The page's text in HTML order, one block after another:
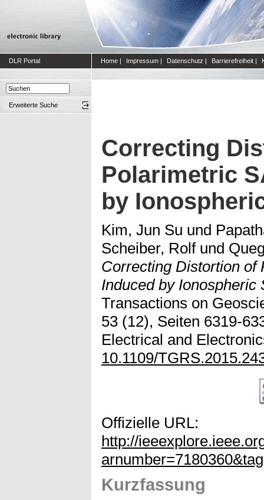
DLR Portal Home | Impressum | Datenschutz | Barrierefreiheit |
Erweiterte Suche
Correcting
Polarimetric
by
Kim, Jun Su und
Scheiber, Rolfund
Correcting Distortion of
Induced by Ionospheric
Transactions on
53 (12), Seiten 6319-
Electrical and
10.1109/
Offizielle URL:
http://
Kurzfassung